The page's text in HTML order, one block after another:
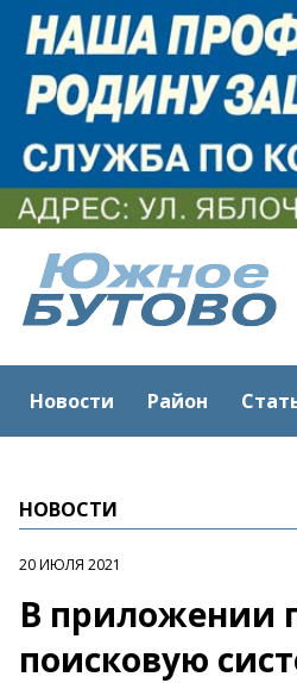
Новости Район
НОВОСТИ
20 ИЮЛЯ 2021
В приложении
поисковую